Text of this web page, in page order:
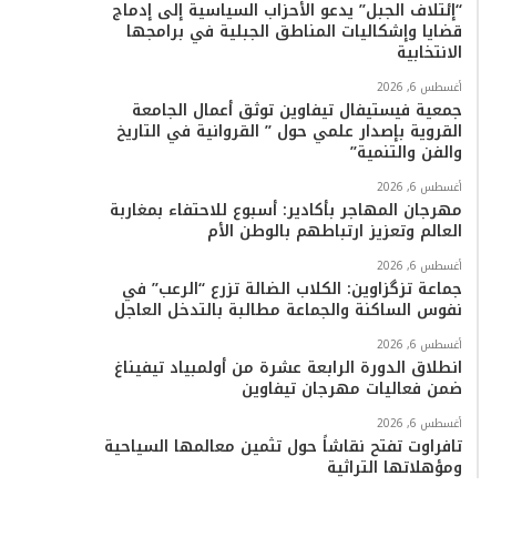
“إئتلاف الجبل” يدعو الأحزاب السياسية إلى إدماج
قضايا وإشكاليات المناطق الجبلية في برامجها
الانتخابية
أغسطس 6, 2026
جمعية فيستيفال تيفاوين توثق أعمال الجامعة
القروية بإصدار علمي حول ” القروانية في التاريخ
والفن والتنمية”
أغسطس 6, 2026
مهرجان المهاجر بأكادير: أسبوع للاحتفاء بمغاربة
العالم وتعزيز ارتباطهم بالوطن الأم
أغسطس 6, 2026
جماعة تزگزاوين: الكلاب الضالة تزرع “الرعب” في
نفوس الساكنة والجماعة مطالبة بالتدخل العاجل
أغسطس 6, 2026
انطلاق الدورة الرابعة عشرة من أولمبياد تيفيناغ
ضمن فعاليات مهرجان تيفاوين
أغسطس 6, 2026
تافراوت تفتح نقاشاً حول تثمين معالمها السياحية
ومؤهلاتها التراثية